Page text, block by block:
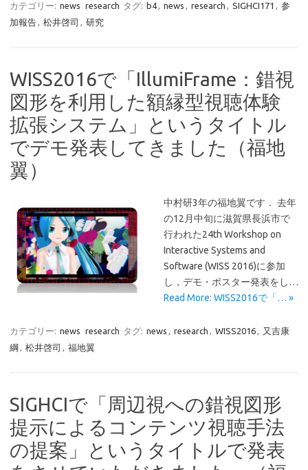
カテゴリー: news research タグ: b4, news , research , SIGHCI171 , 参
加報告, 松井啓司 , 研究
WISS2016で「IllumiFrame：錯視
図形を利用した額縁型視聴体験
拡張システム」というタイトル
でデモ発表してきました（福地
翼）
中村研3年の福地翼です． 去年
の12月中旬に滋賀県長浜市で
行われた24th Workshop on
Interactive Systems and
Software (WISS 2016)に参加
し，デモ・ポスター発表をし…
Read More: WISS2016で「… »
カテゴリー: news research タグ: news , research , WISS2016, 又吉康
綱 , 松井啓司 , 福地翼
SIGHCIで「周辺視への錯視図形
提示によるコンテンツ視聴手法
の提案」というタイトルで発表